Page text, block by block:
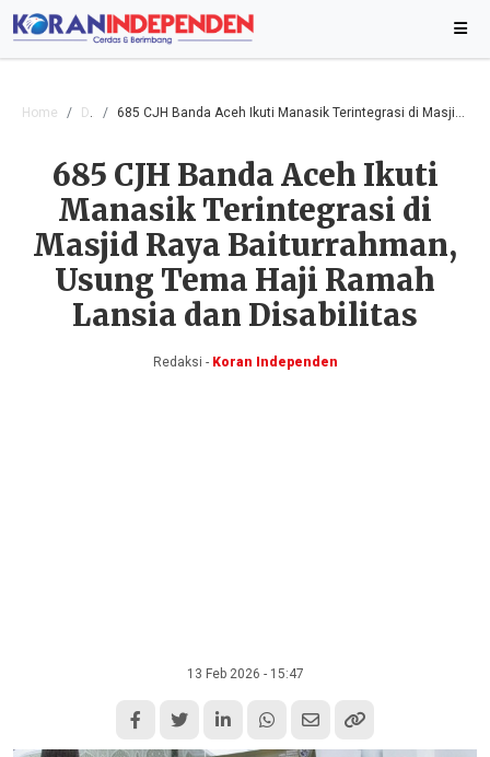
Home Daerah 685 CJH Banda Aceh Ikuti Manasik Terintegrasi di Masjid Raya Baiturrahman, Usung Tema Haji Ramah Lansia dan Disabilitas
685 CJH Banda Aceh Ikuti
Manasik Terintegrasi di
Masjid Raya Baiturrahman,
Usung Tema Haji Ramah
Lansia dan Disabilitas
Redaksi -Koran Independen
13 Feb 2026 - 15:47